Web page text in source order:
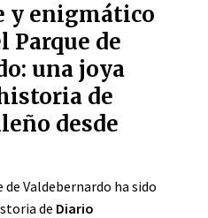
y enigmático
Parque de
una joya
de
desde
Valdebernardo ha sido
de Diario